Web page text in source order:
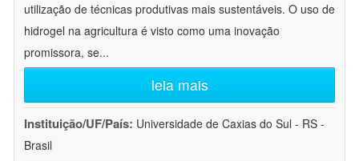
utilização de técnicas produtivas mais sustentáveis. O uso de
hidrogel na agricultura é visto como uma inovação
promissora, se...
leia mais
Instituição/UF/País: Universidade de Caxias do Sul - RS -
Brasil